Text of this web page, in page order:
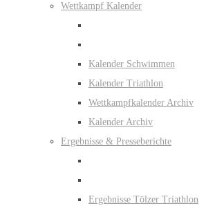
Wettkampf Kalender
Kalender Schwimmen
Kalender Triathlon
Wettkampfkalender Archiv
Kalender Archiv
Ergebnisse & Presseberichte
Ergebnisse Tölzer Triathlon